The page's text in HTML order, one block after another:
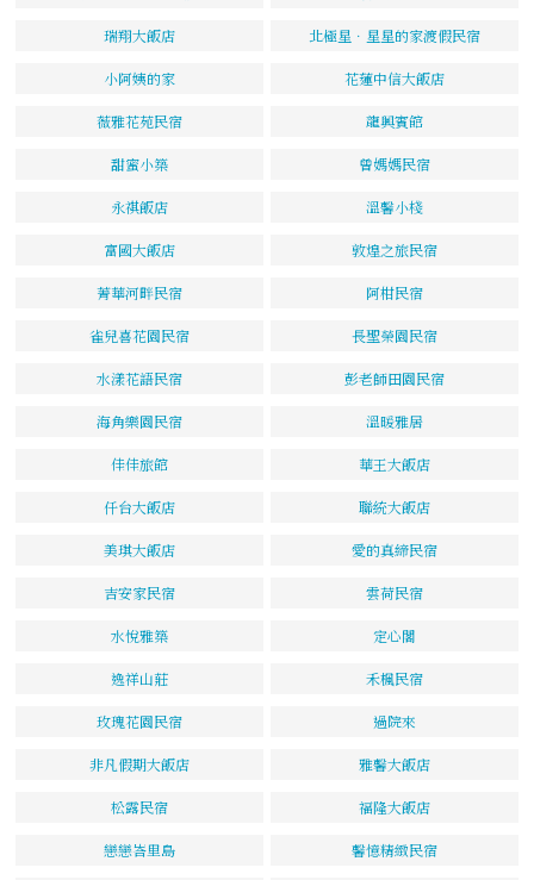
瑞翔大飯店 北極星．星星的家渡假民宿
小阿姨的家 花蓮中信大飯店
薇雅花苑民宿 龍興賓館
甜蜜小築 曾媽媽民宿
永祺飯店 溫馨小棧
富國大飯店 敦煌之旅民宿
菁華河畔民宿 阿柑民宿
雀兒喜花園民宿 長聖榮園民宿
水漾花語民宿 彭老師田園民宿
海角樂園民宿 溫暖雅居
佳佳旅館 華王大飯店
仟台大飯店 聯統大飯店
美琪大飯店 愛的真締民宿
吉安家民宿 雲荷民宿
水悅雅築 定心閣
逸祥山莊 禾楓民宿
玫瑰花園民宿 過院來
非凡假期大飯店 雅馨大飯店
松露民宿 福隆大飯店
戀戀峇里島 馨憶精緻民宿